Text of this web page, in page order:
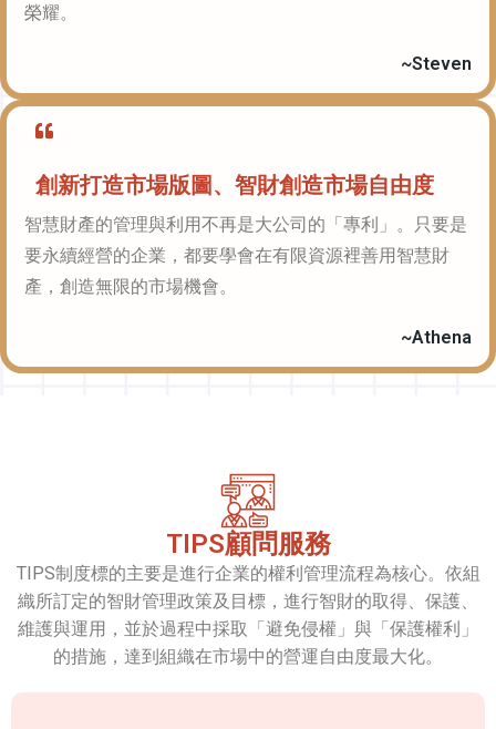
榮耀。
~Steven​
創新打造市場版圖、智財創造市場自由度
智慧財產的管理與利用不再是大公司的「專利」。只要是
要永續經營的企業，都要學會在有限資源裡善用智慧財
產，創造無限的市場機會。
~Athena​
TIPS顧問服務
TIPS制度標的主要是進行企業的權利管理流程為核心。依組
織所訂定的智財管理政策及目標，進行智財的取得、保護、
維護與運用，並於過程中採取「避免侵權」與「保護權利」
的措施，達到組織在市場中的營運自由度最大化。